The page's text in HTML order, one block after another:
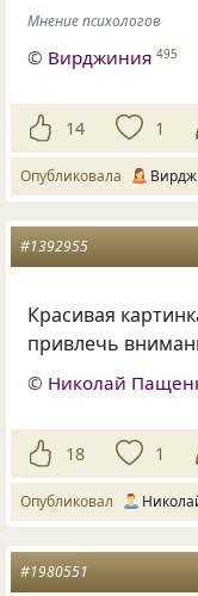
Мнение психологов
© Вирджиния 495
14 1
Опубликовала
#1392955
Красивая
привлечь
© Николай
18 1
Опубликовал
#1980551